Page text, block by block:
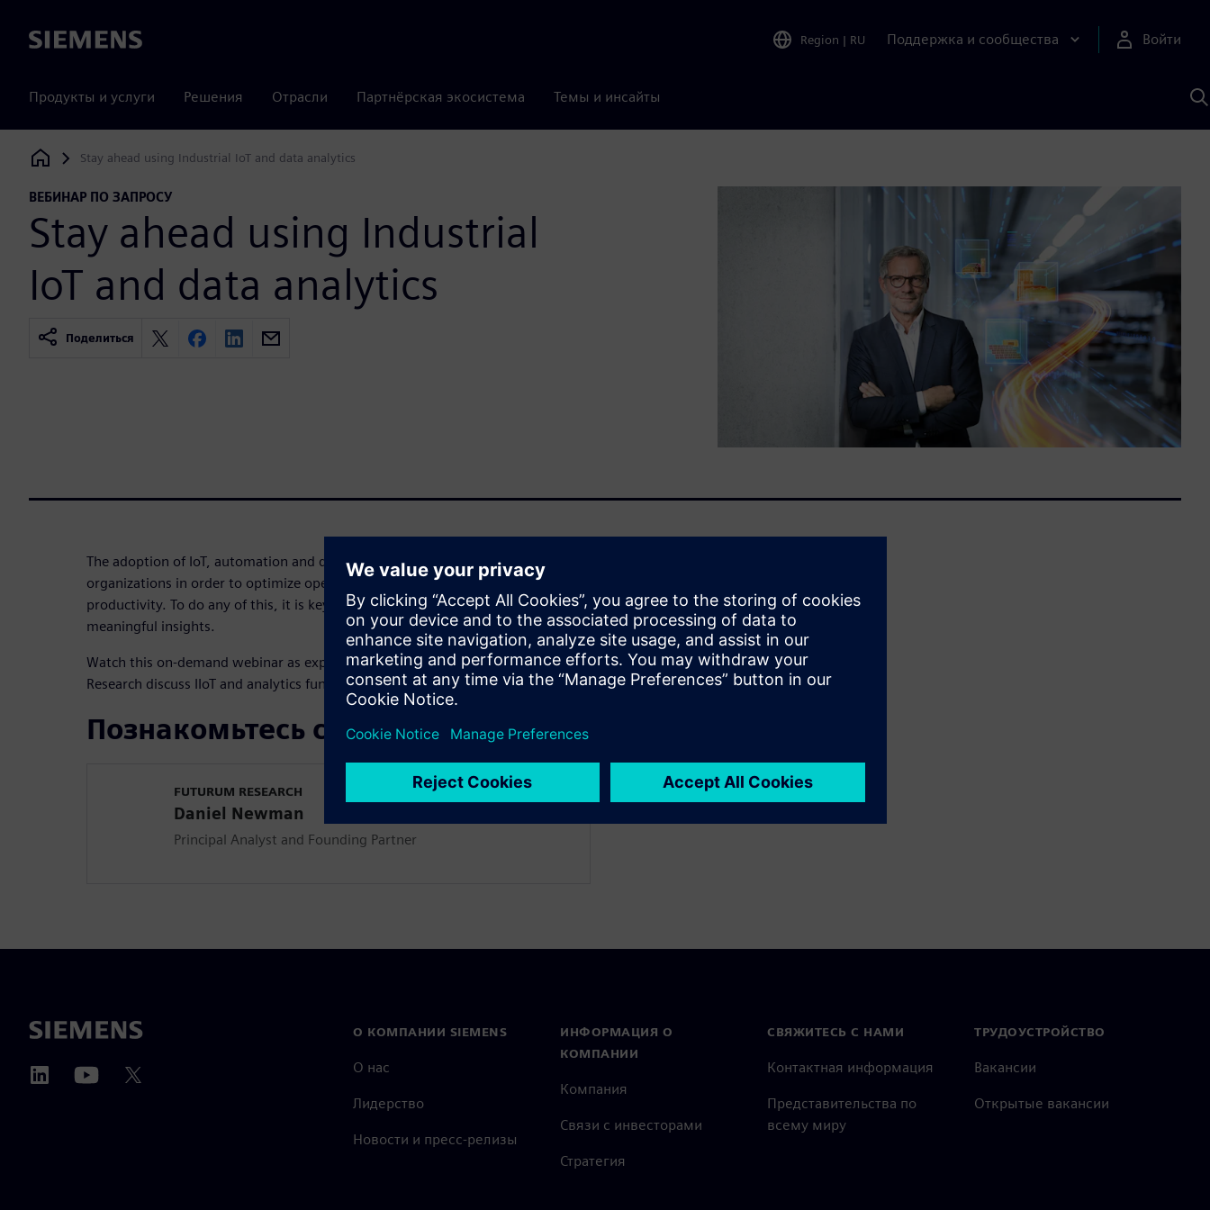
Siemens Region | RU Поддержка и сообщества Войти
Продукты и услуги Решения Отрасли Партнёрская экосистема Темы и инсайты
Siemens Digital Industries Software
Stay ahead using Industrial IoT and data analytics
ВЕБИНАР ПО ЗАПРОСУ
Stay ahead using Industrial
IoT and data analytics
Поделиться
The adoption of IoT, automation and digitalization is becoming paramount for
organizations in order to optimize operations, reduce costs and improve
productivity. To do any of this, it is key to effectively use the data you have for
meaningful insights.
Watch this on-demand webinar as experts from SAS, Siemens and Futurum
Research discuss IIoT and analytics fundamentals in the age of Industry 4.0.
Познакомьтесь с докладчиком
FUTURUM RESEARCH
Daniel Newman
Principal Analyst and Founding Partner
О КОМПАНИИ SIEMENS
О нас
Лидерство
Новости и пресс-релизы
ИНФОРМАЦИЯ О
КОМПАНИИ
Компания
Связи с инвесторами
Стратегия
СВЯЖИТЕСЬ С НАМИ
Контактная информация
Представительства по
всему миру
ТРУДОУСТРОЙСТВО
Вакансии
Открытые вакансии